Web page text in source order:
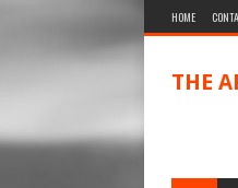
HOME
THE